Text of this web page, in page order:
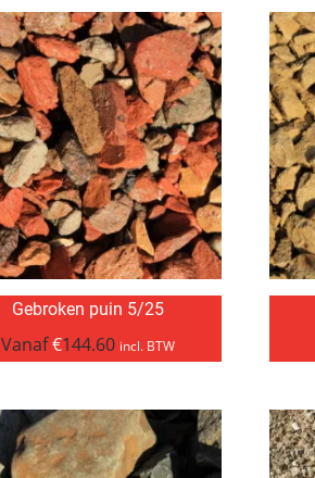
Gebroken puin 5/25
Vanaf€144.60 incl. BTW